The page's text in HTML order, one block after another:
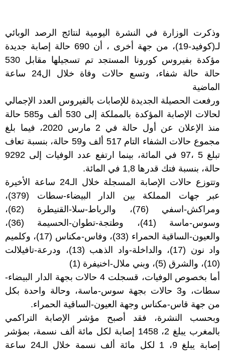
وذكرت الوزارة في النشرة اليومية لنتائج الرصد الوبائي
لـ(كوفيد-19)، من جهة أخرى ، أن 690 حالة إصابة جديدة
مؤكدة بفيروس كورونا المستجد تم تسجيلها مقابل 530
حالة حالة شفاء، وتسع حالات وفاة خلال ال24 ساعة
الماضية
ورفعت الحصيلة الجديدة للإصابات بالفيروس العدد الإجمالي
لحالات الإصابة المؤكدة بالمملكة إلى 530 ألف و585 حالة
منذ الإعلان عن أول حالة في 2 مارس 2020، فيما بلغ
مجموع حالات الشفاء التام 517 ألف و59 حالة، بنسبة تعاف
تبلغ 5 ،97 في المائة، بينما ارتفع عدد الوفيات إلى 9292
حالة، بنسبة فتك قدرها 1,8 في المائة.
وتتوزع حالات الإصابة المسجلة خلال الـ24 ساعة الأخيرة
عبر جهات المملكة بين الدار البيضاء-سطات (379)،
ومراكش-اسفي (76)، والرباط-سلا-القنيطرة (62)،
وسوس-ماسة (41)، وطتجة-تطوان-الحسيمة (36)،
والعيون-الساقية الحمراء (33)، وفاس-مكناس (17)، وكلميم
واد نون (17)، والداخلة-واد الذهب (13)، ودرعة-تافيلالت
(10)، والشرق (5)، وبني ملال-اخنيفرة (1)
أما بخصوص الوفيات، قسجلت 4 حالات بجهة الدار البيضاء-
سطات، و3 حالات بجهة سوس-ماسة، وحالة واحدة بكل
من جهة قاس-مكناس وجهة العيون-الساقية الحمراء.
وبحسب النشرة، فقد أصبح مؤشر الإصابة التراكمي
بالمغرب يبلغ 2، 1458 إصابة لكل مائة ألف نسمة، بمؤشر
إصابة يبلغ 9، 1 لكل مائة ألف نسمة خلال الـ24 ساعة